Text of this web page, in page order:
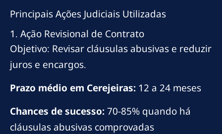
Principais Ações Judiciais Utilizadas
1. Ação Revisional de Contrato
Objetivo: Revisar cláusulas abusivas e reduzir
juros e encargos.
Prazo médio em Cerejeiras: 12 a 24 meses
Chances de sucesso: 70-85% quando há
cláusulas abusivas comprovadas